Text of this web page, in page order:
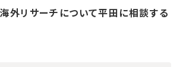
外リサーチについて平田に相談する